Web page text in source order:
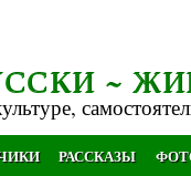
~
РАССКАЗЫ